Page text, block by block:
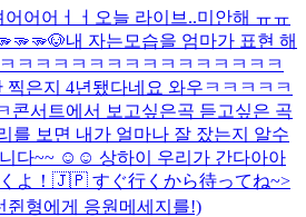
어어ㅓㅓ 오늘 라이브..미안해 ㅠㅠ
내 자는모습을 엄마가 표현 해
ㅋㅋㅋㅋㅋㅋㅋㅋㅋㅋㅋㅋㅋㅋㅋ
은지 4년됐다네요 와우ㅋㅋㅋㅋㅋ
콘서트에서 보고싶은곡 듣고싶은 곡
를 보면 내가 얼마나 잘 잤는지 알수
다~~ ☺️☺️ 상하이 우리가 간다아아
くよ！🇯🇵 すぐ行くから待ってね~>
형에게 응원메세지를!)